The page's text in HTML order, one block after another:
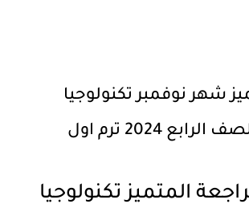
شهر نوفمبر تكنولوجيا
2024 ترم اول
المتميز تكنولوجيا